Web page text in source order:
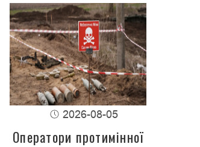
2026-08-05
Оператори протимінної